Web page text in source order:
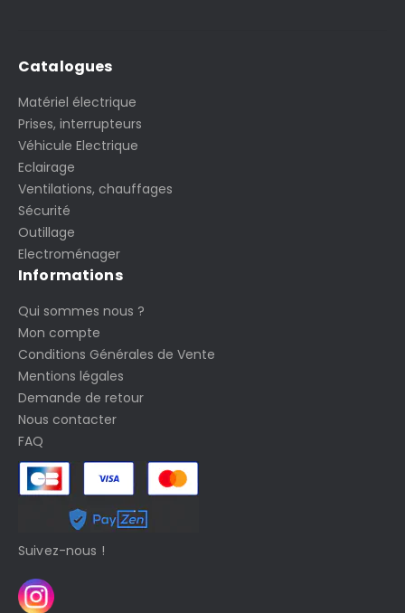
Catalogues
Matériel électrique
Prises, interrupteurs
Véhicule Electrique
Eclairage
Ventilations, chauffages
Sécurité
Outillage
Electroménager
Informations
Qui sommes nous ?
Mon compte
Conditions Générales de Vente
Mentions légales
Demande de retour
Nous contacter
FAQ
Suivez-nous !